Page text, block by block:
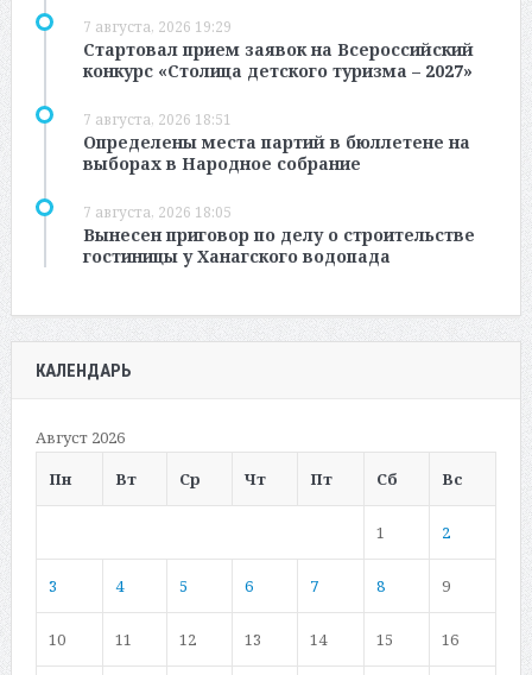
7 августа, 2026 19:29
Стартовал прием заявок на Всероссийский
конкурс «Столица детского туризма – 2027»
7 августа, 2026 18:51
Определены места партий в бюллетене на
выборах в Народное собрание
7 августа, 2026 18:05
Вынесен приговор по делу о строительстве
гостиницы у Ханагского водопада
КАЛЕНДАРЬ
Август 2026
Пн
Вт Ср Чт Пт Сб Вс
1 2
3 4 5 6 7 8 9
10 11 12 13 14 15 16